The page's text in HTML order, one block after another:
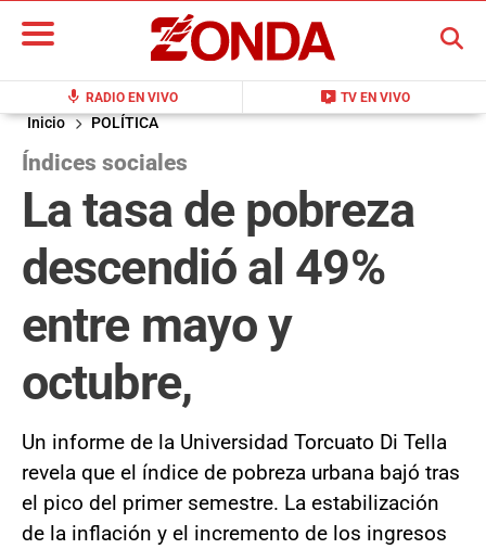
mic RADIO EN VIVO live_tv TV EN VIVO
BUSCAR
Inicio POLÍTICA
Índices sociales
La tasa de pobreza
descendió al 49%
entre mayo y
octubre,
Un informe de la Universidad Torcuato Di Tella
revela que el índice de pobreza urbana bajó tras
el pico del primer semestre. La estabilización
de la inflación y el incremento de los ingresos